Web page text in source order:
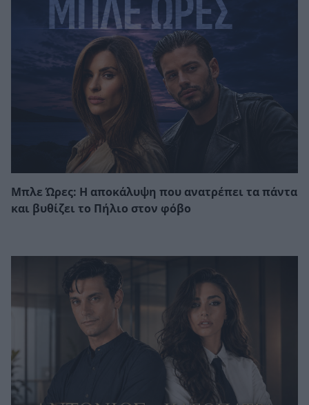
Μπλε Ώρες: Η αποκάλυψη που ανατρέπει τα πάντα
και βυθίζει το Πήλιο στον φόβο